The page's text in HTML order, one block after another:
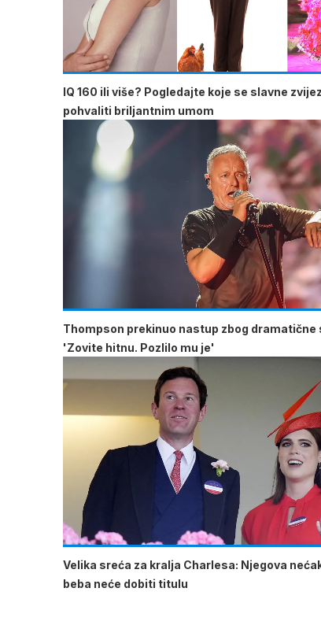
IQ 160 ili više? Pogledajte koje se slavne
pohvaliti briljantnim umom
Thompson prekinuo nastup zbog dramatične
'Zovite hitnu. Pozlilo mu je'
Velika sreća za kralja Charlesa: Njegova
beba neće dobiti titulu